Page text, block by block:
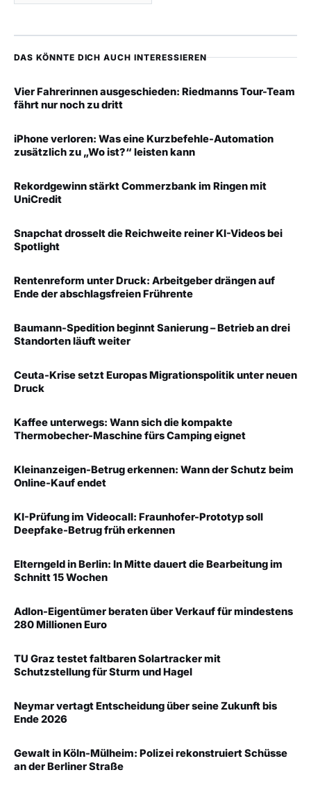
DAS KÖNNTE DICH AUCH INTERESSIEREN
Vier Fahrerinnen ausgeschieden: Riedmanns Tour-Team
fährt nur noch zu dritt
iPhone verloren: Was eine Kurzbefehle-Automation
zusätzlich zu „Wo ist?“ leisten kann
Rekordgewinn stärkt Commerzbank im Ringen mit
UniCredit
Snapchat drosselt die Reichweite reiner KI-Videos bei
Spotlight
Rentenreform unter Druck: Arbeitgeber drängen auf
Ende der abschlagsfreien Frührente
Baumann-Spedition beginnt Sanierung – Betrieb an drei
Standorten läuft weiter
Ceuta-Krise setzt Europas Migrationspolitik unter neuen
Druck
Kaffee unterwegs: Wann sich die kompakte
Thermobecher-Maschine fürs Camping eignet
Kleinanzeigen-Betrug erkennen: Wann der Schutz beim
Online-Kauf endet
KI-Prüfung im Videocall: Fraunhofer-Prototyp soll
Deepfake-Betrug früh erkennen
Elterngeld in Berlin: In Mitte dauert die Bearbeitung im
Schnitt 15 Wochen
Adlon-Eigentümer beraten über Verkauf für mindestens
280 Millionen Euro
TU Graz testet faltbaren Solartracker mit
Schutzstellung für Sturm und Hagel
Neymar vertagt Entscheidung über seine Zukunft bis
Ende 2026
Gewalt in Köln-Mülheim: Polizei rekonstruiert Schüsse
an der Berliner Straße